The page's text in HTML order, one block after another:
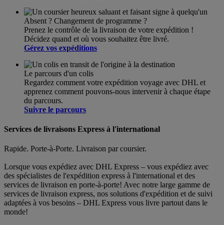
Absent ? Changement de programme ?
Prenez le contrôle de la livraison de votre expédition !
Décidez quand et où vous souhaitez être livré.
Gérez vos expéditions
Le parcours d'un colis
Regardez comment votre expédition voyage avec DHL et
apprenez comment pouvons-nous intervenir à chaque étape
du parcours.
Suivre le parcours
Services de livraisons Express à l'international
Rapide. Porte-à-Porte. Livraison par coursier.
Lorsque vous expédiez avec DHL Express – vous expédiez avec
des spécialistes de l'expédition express à l'international et des
services de livraison en porte-à-porte! Avec notre large gamme de
services de livraison express, nos solutions d'expédition et de suivi
adaptées à vos besoins – DHL Express vous livre partout dans le
monde!